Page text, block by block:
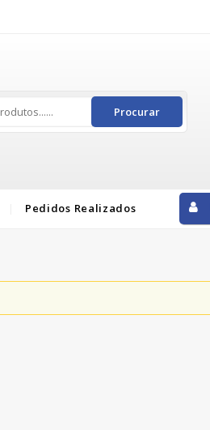
Procurar
Pedidos Realizados